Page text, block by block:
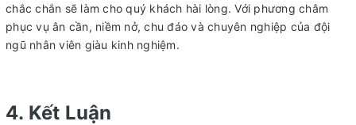
chắc chắn sẽ làm cho quý khách hài lòng. Với phương châm
phục vụ ân cần, niềm nở, chu đáo và chuyên nghiệp của đội
ngũ nhân viên giàu kinh nghiệm.
4. Kết Luận